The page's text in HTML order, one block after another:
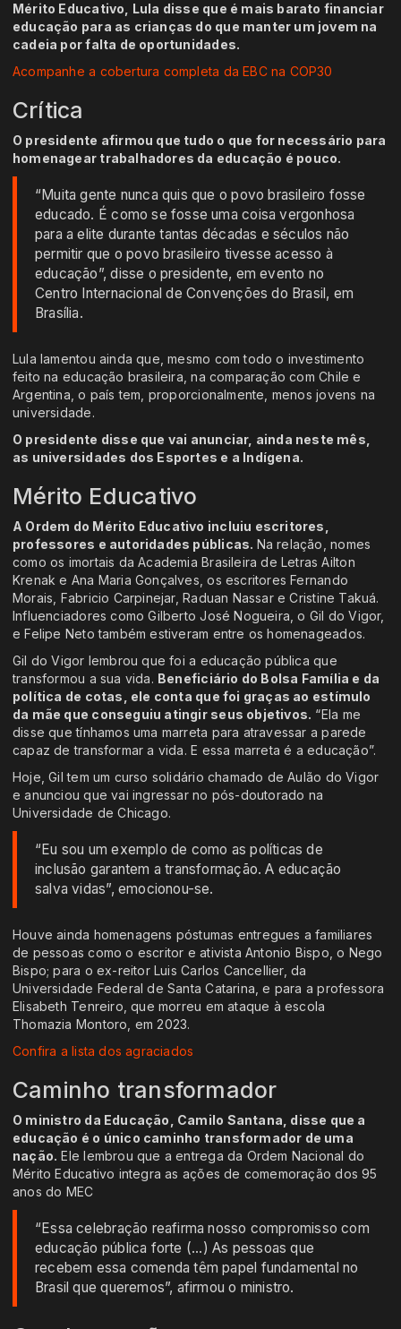
Mérito Educativo, Lula disse que é mais barato financiar
educação para as crianças do que manter um jovem na
cadeia por falta de oportunidades.
Acompanhe a cobertura completa da EBC na COP30
Crítica
O presidente afirmou que tudo o que for necessário para
homenagear trabalhadores da educação é pouco.
“Muita gente nunca quis que o povo brasileiro fosse
educado. É como se fosse uma coisa vergonhosa
para a elite durante tantas décadas e séculos não
permitir que o povo brasileiro tivesse acesso à
educação”, disse o presidente, em evento no
Centro Internacional de Convenções do Brasil, em
Brasília.
Lula lamentou ainda que, mesmo com todo o investimento
feito na educação brasileira, na comparação com Chile e
Argentina, o país tem, proporcionalmente, menos jovens na
universidade.
O presidente disse que vai anunciar, ainda neste mês,
as universidades dos Esportes e a Indígena.
Mérito Educativo
A Ordem do Mérito Educativo incluiu escritores,
professores e autoridades públicas. Na relação, nomes
como os imortais da Academia Brasileira de Letras Ailton
Krenak e Ana Maria Gonçalves, os escritores Fernando
Morais, Fabricio Carpinejar, Raduan Nassar e Cristine Takuá.
Influenciadores como Gilberto José Nogueira, o Gil do Vigor,
e Felipe Neto também estiveram entre os homenageados.
Gil do Vigor lembrou que foi a educação pública que
transformou a sua vida. Beneficiário do Bolsa Família e da
política de cotas, ele conta que foi graças ao estímulo
da mãe que conseguiu atingir seus objetivos. “Ela me
disse que tínhamos uma marreta para atravessar a parede
capaz de transformar a vida. E essa marreta é a educação”.
Hoje, Gil tem um curso solidário chamado de Aulão do Vigor
e anunciou que vai ingressar no pós-doutorado na
Universidade de Chicago.
“Eu sou um exemplo de como as políticas de
inclusão garantem a transformação. A educação
salva vidas”, emocionou-se.
Houve ainda homenagens póstumas entregues a familiares
de pessoas como o escritor e ativista Antonio Bispo, o Nego
Bispo; para o ex-reitor Luis Carlos Cancellier, da
Universidade Federal de Santa Catarina, e para a professora
Elisabeth Tenreiro, que morreu em ataque à escola
Thomazia Montoro, em 2023.
Confira a lista dos agraciados
Caminho transformador
O ministro da Educação, Camilo Santana, disse que a
educação é o único caminho transformador de uma
nação. Ele lembrou que a entrega da Ordem Nacional do
Mérito Educativo integra as ações de comemoração dos 95
anos do MEC
“Essa celebração reafirma nosso compromisso com
educação pública forte (...) As pessoas que
recebem essa comenda têm papel fundamental no
Brasil que queremos”, afirmou o ministro.